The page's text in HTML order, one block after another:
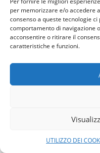
per memorizzare e/o accedere
consenso a queste tecnologie
comportamento di navigazione
acconsentire o ritirare il
caratteristiche e funzioni.
UTILIZZO DEI
Copyright © 2026 Ordine
Powered by